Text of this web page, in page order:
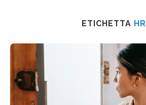
ETICHETTA HR